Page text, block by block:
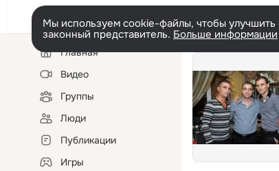
Мы используем cookie-файлы, чтобы улучшить
законный представитель. Больше информации
Левая
колонкаГлавная
Видео
Группы
Люди
Публикации
Игры